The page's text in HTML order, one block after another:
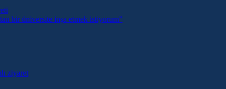
bir üniversite inşa etmek istiyorum”
ziyaret